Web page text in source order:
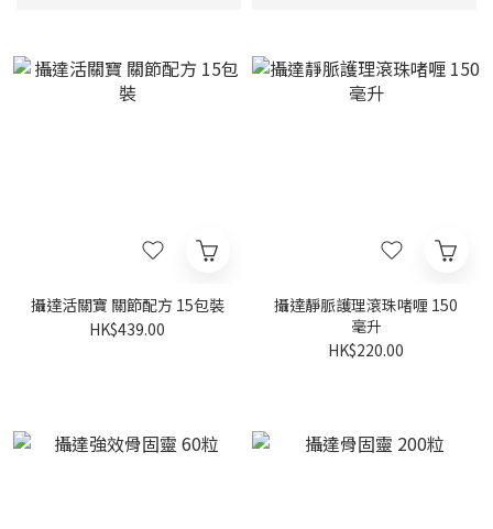
攝達活關寶 關節配方 15包裝
HK$439.00
攝達靜脈護理滾珠啫喱 150
毫升
HK$220.00